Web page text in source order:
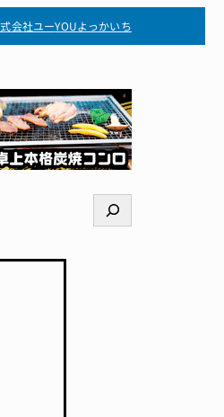
会社ユーYOUよっかいち
検
索